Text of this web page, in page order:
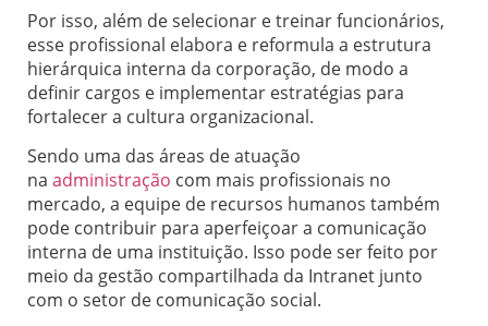
Por isso, além de selecionar e treinar funcionários,
esse profissional elabora e reformula a estrutura
hierárquica interna da corporação, de modo a
definir cargos e implementar estratégias para
fortalecer a cultura organizacional.
Sendo uma das áreas de atuação
na administração com mais profissionais no
mercado, a equipe de recursos humanos também
pode contribuir para aperfeiçoar a comunicação
interna de uma instituição. Isso pode ser feito por
meio da gestão compartilhada da Intranet junto
com o setor de comunicação social.